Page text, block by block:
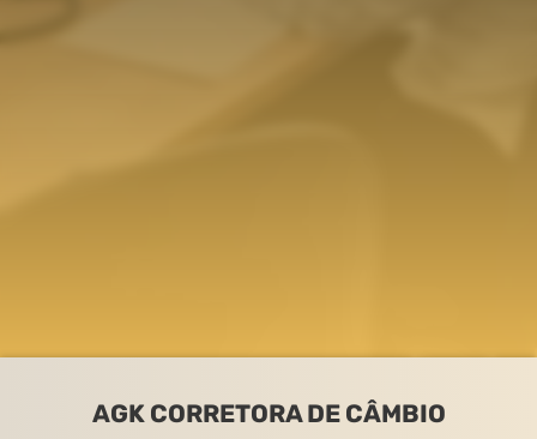
AGK CORRETORA DE CÂMBIO